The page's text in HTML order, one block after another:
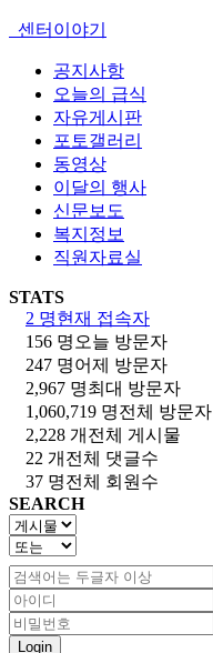
센터이야기
공지사항
오늘의 급식
자유게시판
포토갤러리
동영상
이달의 행사
신문보도
복지정보
직원자료실
STATS
2 명현재 접속자
156 명 오늘 방문자
247 명어제 방문자
2,967 명최대 방문자
1,060,719 명전체 방문자
2,228 개 전체 게시물
22 개 전체 댓글수
37 명전체 회원수
SEARCH
Login